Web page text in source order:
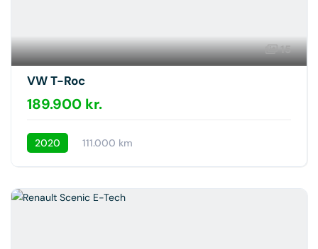
15
VW T-Roc
189.900 kr.
2020 111.000 km